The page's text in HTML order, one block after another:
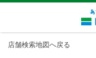
店舗検索地図へ戻る